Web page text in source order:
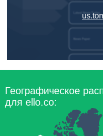
Географическое
для ello.co: